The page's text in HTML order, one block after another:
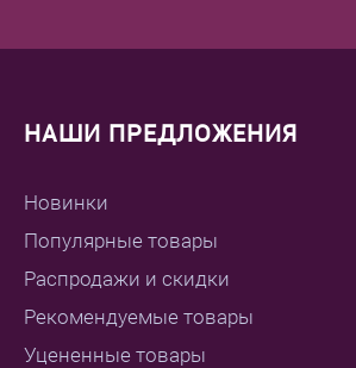
НАШИ ПРЕДЛОЖЕНИЯ
Новинки
Популярные товары
Распродажи и скидки
Рекомендуемые товары
Уцененные товары